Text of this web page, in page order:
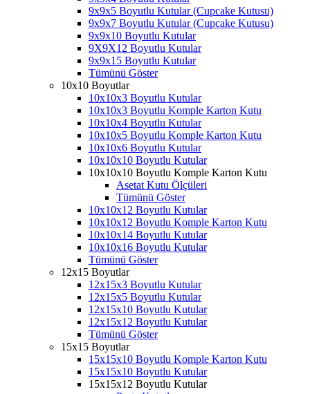
9x9x5 Boyutlu Kutular (Cupcake Kutusu)
9x9x7 Boyutlu Kutular (Cupcake Kutusu)
9x9x10 Boyutlu Kutular
9X9X12 Boyutlu Kutular
9x9x15 Boyutlu Kutular
Tümünü Göster
10x10 Boyutlar
10x10x3 Boyutlu Kutular
10x10x3 Boyutlu Komple Karton Kutu
10x10x4 Boyutlu Kutular
10x10x5 Boyutlu Komple Karton Kutu
10x10x6 Boyutlu Kutular
10x10x10 Boyutlu Kutular
10x10x10 Boyutlu Komple Karton Kutu
Asetat Kutu Ölçüleri
Tümünü Göster
10x10x12 Boyutlu Kutular
10x10x12 Boyutlu Komple Karton Kutu
10x10x14 Boyutlu Kutular
10x10x16 Boyutlu Kutular
Tümünü Göster
12x15 Boyutlar
12x15x3 Boyutlu Kutular
12x15x5 Boyutlu Kutular
12x15x10 Boyutlu Kutular
12x15x12 Boyutlu Kutular
Tümünü Göster
15x15 Boyutlar
15x15x10 Boyutlu Komple Karton Kutu
15x15x10 Boyutlu Kutular
15x15x12 Boyutlu Kutular